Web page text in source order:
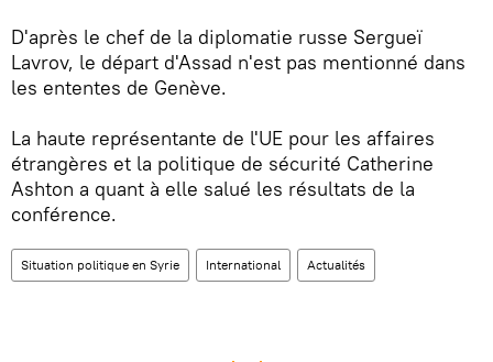
D'après le chef de la diplomatie russe Sergueï
Lavrov, le départ d'Assad n'est pas mentionné dans
les ententes de Genève.
La haute représentante de l'UE pour les affaires
étrangères et la politique de sécurité Catherine
Ashton a quant à elle salué les résultats de la
conférence.
Situation politique en Syrie International Actualités